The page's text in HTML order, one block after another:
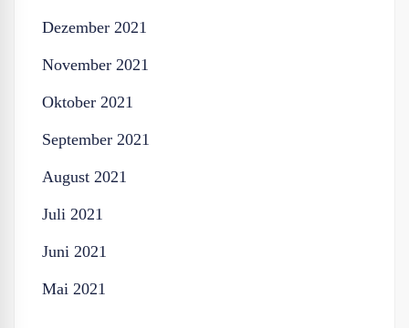
Dezember 2021
November 2021
Oktober 2021
September 2021
August 2021
Juli 2021
Juni 2021
Mai 2021